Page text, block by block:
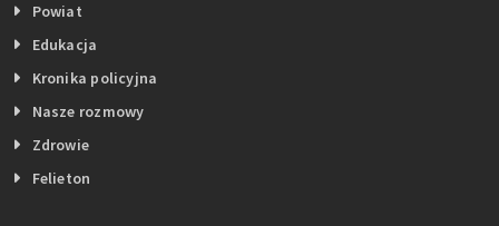
Powiat
Edukacja
Kronika policyjna
Nasze rozmowy
Zdrowie
Felieton